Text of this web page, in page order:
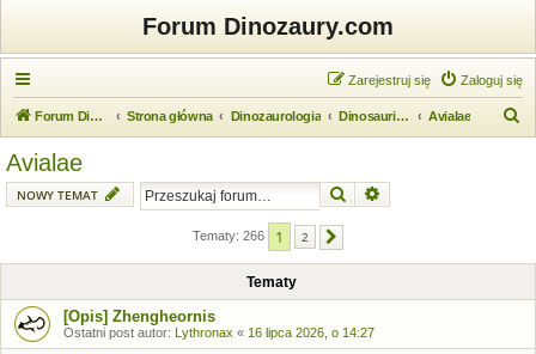
Forum Dinozaury.com
Zaloguj się
Zarejestruj się
Forum Dinozaury.com Strona główna Dinozaurologia Dinosauria (dinozaury) Avialae
Avialae
NOWY TEMAT Szukaj
Tematy: 266 1 2
Tematy
[Opis] Zhengheornis
Ostatni post autor: Lythronax « 16 lipca 2026, o 14:27